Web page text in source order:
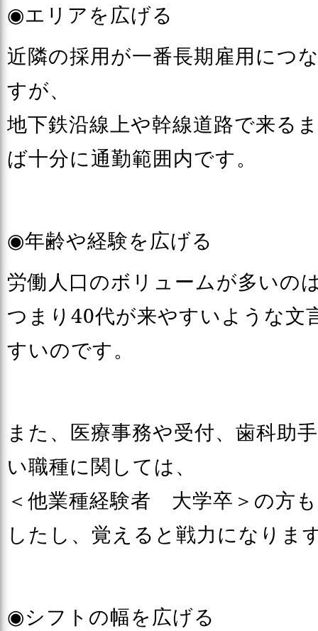
◉エリアを広げる
近隣の採用が一番長期雇用につ
すが、
地下鉄沿線上や幹線道路で来る
ば十分に通勤範囲内です。
◉年齢や経験を広げる
労働人口のボリュームが多いの
つまり40代が来やすいような文
すいのです。
また、医療事務や受付、歯科助
い職種に関しては、
＜他業種経験者 大学卒＞の方
したし、覚えると戦力になりま
◉シフトの幅を広げる